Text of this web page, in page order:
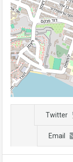
Twitter
Email